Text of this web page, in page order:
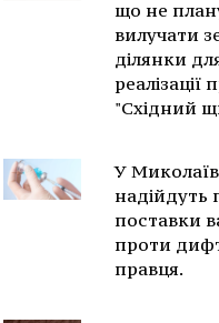
що не
вилучати
ділянки
реалізації
"Східний
У Миколаїв
надійдуть
поставки
проти
правця.